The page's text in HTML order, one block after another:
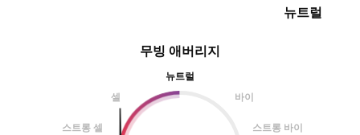
뉴트럴
무빙 애버리지
뉴트럴
셀
바이
스트롱 셀 스트롱 바이